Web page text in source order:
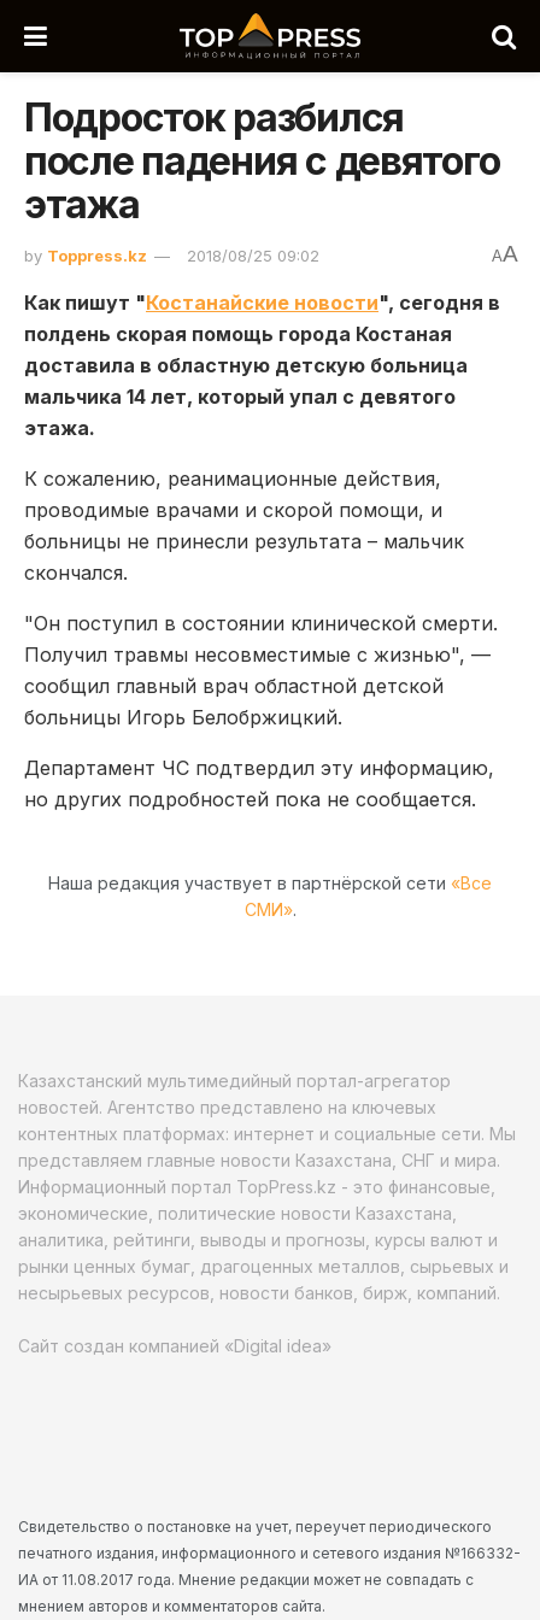
Подросток разбился
после падения с девятого
этажа
by Toppress.kz 2018/08/25 09:02 AA
Как пишут "Костанайские новости", сегодня в
полдень скорая помощь города Костаная
доставила в областную детскую больница
мальчика 14 лет, который упал с девятого
этажа.
К сожалению, реанимационные действия,
проводимые врачами и скорой помощи, и
больницы не принесли результата – мальчик
скончался.
"Он поступил в состоянии клинической смерти.
Получил травмы несовместимые с жизнью", —
сообщил главный врач областной детской
больницы Игорь Белобржицкий.
Департамент ЧС подтвердил эту информацию,
но других подробностей пока не сообщается.
Наша редакция участвует в партнёрской сети «Все
СМИ».
Казахстанский мультимедийный портал-агрегатор
новостей. Агентство представлено на ключевых
контентных платформах: интернет и социальные сети. Мы
представляем главные новости Казахстана, СНГ и мира.
Информационный портал TopPress.kz - это финансовые,
экономические, политические новости Казахстана,
аналитика, рейтинги, выводы и прогнозы, курсы валют и
рынки ценных бумаг, драгоценных металлов, сырьевых и
несырьевых ресурсов, новости банков, бирж, компаний.
Сайт создан компанией «Digital idea»
Свидетельство о постановке на учет, переучет периодического
печатного издания, информационного и сетевого издания №166332-
ИА от 11.08.2017 года. Мнение редакции может не совпадать с
мнением авторов и комментаторов сайта.